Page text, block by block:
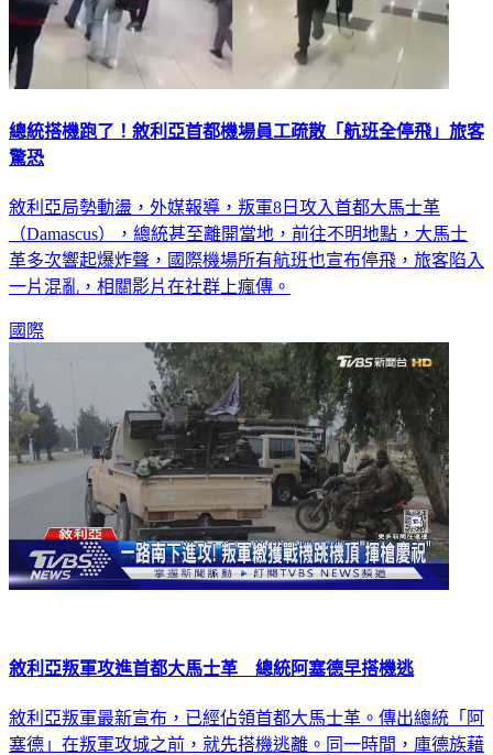
總統搭機跑了！敘利亞首都機場員工疏散「航班全停飛」旅客
驚恐
敘利亞局勢動盪，外媒報導，叛軍8日攻入首都大馬士革
（Damascus），總統甚至離開當地，前往不明地點，大馬士
革多次響起爆炸聲，國際機場所有航班也宣布停飛，旅客陷入
一片混亂，相關影片在社群上瘋傳。
國際
敘利亞叛軍攻進首都大馬士革 總統阿塞德早搭機逃
敘利亞叛軍最新宣布，已經佔領首都大馬士革。傳出總統「阿
塞德」在叛軍攻城之前，就先搭機逃離。同一時間，庫德族藉